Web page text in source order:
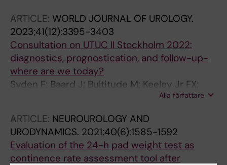
ARTICLE: WORLD JOURNAL OF UROLOGY.
2023;41(12):3395-3403
Consultation on UTUC II Stockholm 2022:
diagnostics, prognostication, and follow-up-
where are we today?
Syden F; Baard J; Bultitude M; Keeley Jr FX;
Roupret M; Thomas K; Axelsson TA; Jaremko G;
Brehmer M
Alla författare
ARTICLE: NEUROUROLOGY AND
URODYNAMICS. 2021;40(6):1585-1592
Evaluation of the 24-h pad weight test as
continence rate assessment tool after